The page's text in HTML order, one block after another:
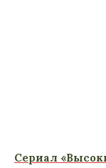
Сериал